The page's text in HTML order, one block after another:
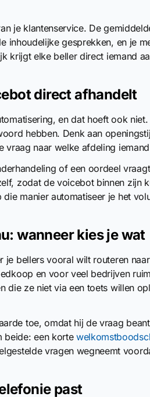
je klantenservice. De
inhoudelijke gesprekken, en je
krijgt elke beller direct iemand
direct afhandelt
en dat hoeft ook
hebben. Denk aan
vraag naar welke afdeling
of een oordeel
zodat de voicebot binnen zijn
manier automatiseer je het
wanneer kies je wat
je bellers vooral wilt routeren
en voor veel bedrijven
die ze niet via een toets willen
toe, omdat hij de vraag
beide: een korte
vragen wegneemt
past